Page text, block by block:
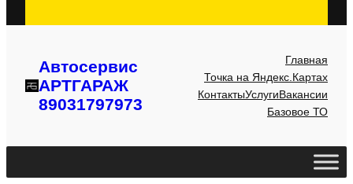
Автосервис
АРТГАРАЖ
89031797973
Главная
Точка на Яндекс.Картах
КонтактыУслугиВакансии
Базовое ТО